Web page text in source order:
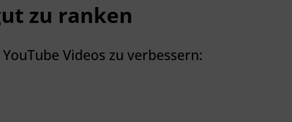
zu ranken
Videos zu verbessern: